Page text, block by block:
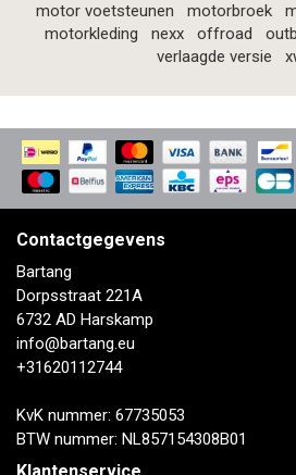
motor voetsteunen
motorbroek
motorkleding
nexx offroad
verlaagde versie
Contactgegevens
Bartang
Dorpsstraat 221A
6732 AD Harskamp
info@bartang.eu
+31620112744
KvK nummer: 67735053
BTW nummer: NL857154308B01